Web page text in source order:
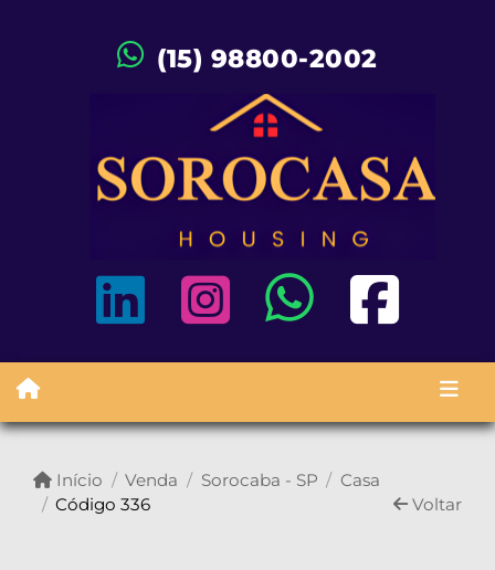
(15) 98800-2002
Início Venda Sorocaba - SP
Casa
Código 336
Voltar